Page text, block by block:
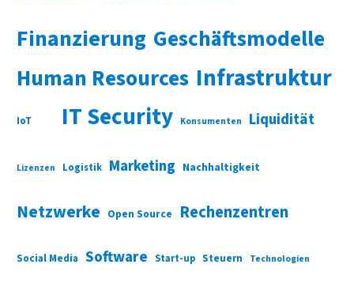
Finanzierung Geschäftsmodelle
Human Resources Infrastruktur
IoT IT Security Konsumenten Liquidität
Lizenzen Logistik Marketing Nachhaltigkeit
Netzwerke Open Source Rechenzentren
Social Media Software Start-up Steuern Technologien